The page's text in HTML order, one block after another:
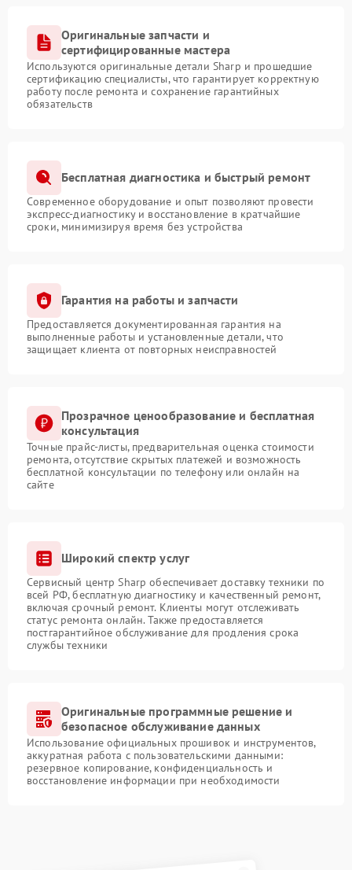
Оригинальные запчасти и
сертифицированные мастера
Используются оригинальные детали Sharp и прошедшие
сертификацию специалисты, что гарантирует корректную
работу после ремонта и сохранение гарантийных
обязательств
Бесплатная диагностика и быстрый ремонт
Современное оборудование и опыт позволяют провести
экспресс-диагностику и восстановление в кратчайшие
сроки, минимизируя время без устройства
Гарантия на работы и запчасти
Предоставляется документированная гарантия на
выполненные работы и установленные детали, что
защищает клиента от повторных неисправностей
Прозрачное ценообразование и бесплатная
консультация
Точные прайс-листы, предварительная оценка стоимости
ремонта, отсутствие скрытых платежей и возможность
бесплатной консультации по телефону или онлайн на
сайте
Широкий спектр услуг
Сервисный центр Sharp обеспечивает доставку техники по
всей РФ, бесплатную диагностику и качественный ремонт,
включая срочный ремонт. Клиенты могут отслеживать
статус ремонта онлайн. Также предоставляется
постгарантийное обслуживание для продления срока
службы техники
Оригинальные программные решение и
безопасное обслуживание данных
Использование официальных прошивок и инструментов,
аккуратная работа с пользовательскими данными:
резервное копирование, конфиденциальность и
восстановление информации при необходимости